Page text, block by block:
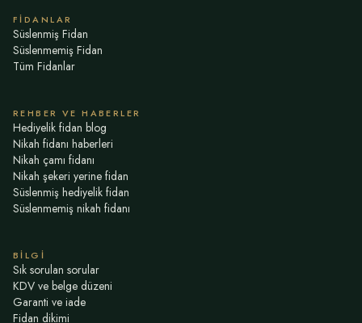
FIDANLAR
Süslenmiş Fidan
Süslenmemiş Fidan
Tüm Fidanlar
REHBER VE HABERLER
Hediyelik fidan blog
Nikah fidanı haberleri
Nikah çamı fidanı
Nikah şekeri yerine fidan
Süslenmiş hediyelik fidan
Süslenmemiş nikah fidanı
BILGI
Sık sorulan sorular
KDV ve belge düzeni
Garanti ve iade
Fidan dikimi